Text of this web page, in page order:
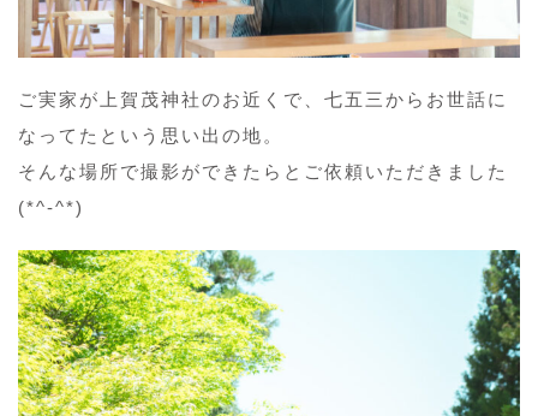
ご実家が上賀茂神社のお近くで、七五三からお世話に
なってたという思い出の地。
そんな場所で撮影ができたらとご依頼いただきました
(*^-^*)